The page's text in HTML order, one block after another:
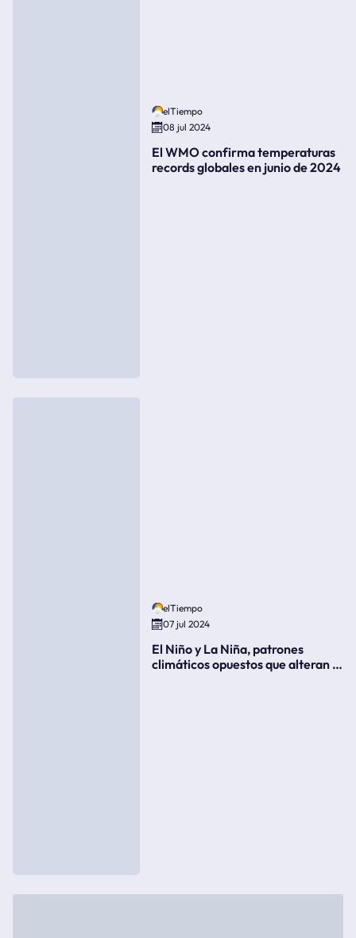
elTiempo
08 jul 2024
El WMO confirma temperaturas
records globales en junio de 2024
elTiempo
07 jul 2024
El Niño y La Niña, patrones
climáticos opuestos que alteran la